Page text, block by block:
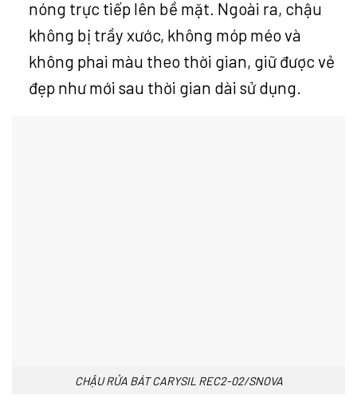
nóng trực tiếp lên bề mặt. Ngoài ra, chậu
không bị trầy xước, không móp méo và
không phai màu theo thời gian, giữ được vẻ
đẹp như mới sau thời gian dài sử dụng.
CHẬU RỬA BÁT CARYSIL REC2-02/SNOVA